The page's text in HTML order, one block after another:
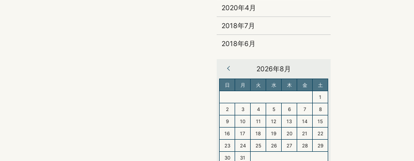
2020年4月
2018年7月
2018年6月
2026年8月
日 月 火 水 木 金 土
1
2 3 4 5 6 7 8
9 10 11 12 13 14 15
16 17 18 19 20 21 22
23 24 25 26 27 28 29
30 31